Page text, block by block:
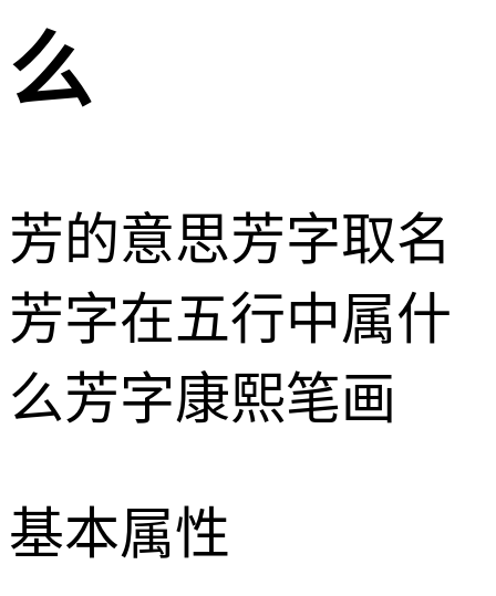
么
芳的意思芳字取名
芳字在五行中属什
么芳字康熙笔画
基本属性